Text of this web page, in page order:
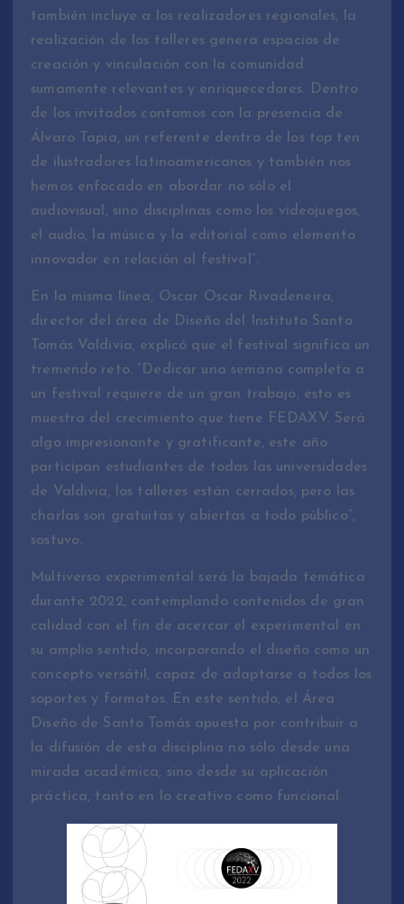
también incluye a los realizadores regionales, la
realización de los talleres genera espacios de
creación y vinculación con la comunidad
sumamente relevantes y enriquecedores. Dentro
de los invitados contamos con la presencia de
Álvaro Tapia, un referente dentro de los top ten
de ilustradores latinoamericanos y también nos
hemos enfocado en abordar no sólo el
audiovisual, sino disciplinas como los videojuegos,
el audio, la música y la editorial como elemento
innovador en relación al festival”.
En la misma línea, Oscar Oscar Rivadeneira,
director del área de Diseño del Instituto Santo
Tomás Valdivia, explicó que el festival significa un
tremendo reto. “Dedicar una semana completa a
un festival requiere de un gran trabajo, esto es
muestra del crecimiento que tiene FEDAXV. Será
algo impresionante y gratificante, este año
participan estudiantes de todas las universidades
de Valdivia, los talleres están cerrados, pero las
charlas son gratuitas y abiertas a todo público”,
sostuvo.
Multiverso experimental será la bajada temática
durante 2022, contemplando contenidos de gran
calidad con el fin de acercar el experimental en
su amplio sentido, incorporando el diseño como un
concepto versátil, capaz de adaptarse a todos los
soportes y formatos. En este sentido, el Área
Diseño de Santo Tomás apuesta por contribuir a
la difusión de esta disciplina no sólo desde una
mirada académica, sino desde su aplicación
práctica, tanto en lo creativo como funcional.